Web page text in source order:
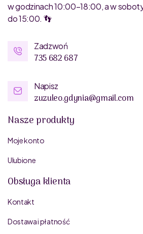
w godzinach 10:00–18:00, a w
do 15:00. 👣
Zadzwoń
735 682 687
Napisz
zuzuleo.gdynia@gmail.com
Nasze produkty
Moje konto
Ulubione
Obsługa klienta
Kontakt
Dostawa i płatność